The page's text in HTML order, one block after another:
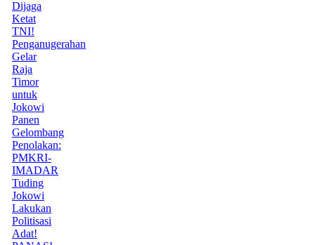
Dijaga
Ketat
TNI!
Penganugerahan
Gelar
Raja
Timor
untuk
Jokowi
Panen
Gelombang
Penolakan:
PMKRI-
IMADAR
Tuding
Jokowi
Lakukan
Politisasi
Adat!